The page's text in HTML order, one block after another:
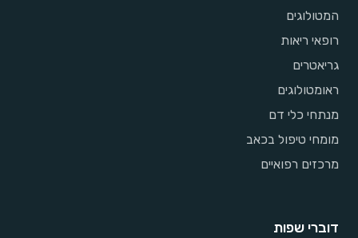
המטולוגים
רופאי ריאות
גריאטרים
ראומטולוגים
מנתחי כלי דם
מומחי טיפול בכאב
מרכזים רפואיים
דוברי שפות